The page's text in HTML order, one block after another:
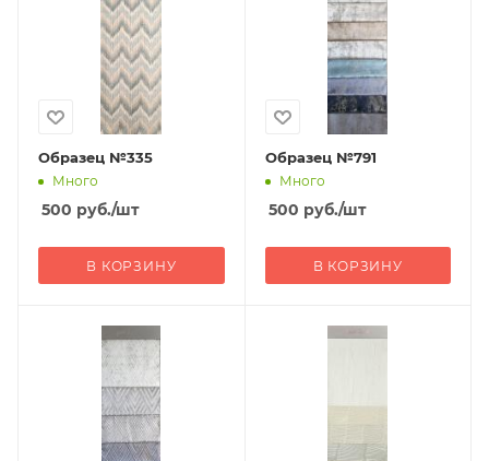
Образец №335
Много
500 руб./шт
В КОРЗИНУ
Образец №791
Много
500 руб./шт
В КОРЗИНУ